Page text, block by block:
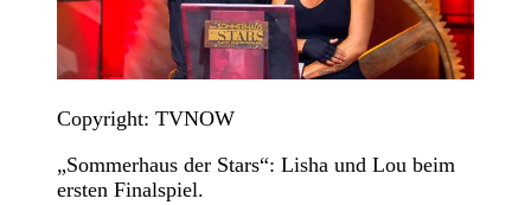
Copyright: TVNOW
„Sommerhaus der Stars“: Lisha und Lou beim
ersten Finalspiel.